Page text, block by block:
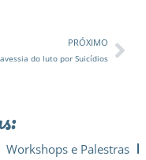
PRÓXIMO
do luto por Suicídios
Workshops e Palestras